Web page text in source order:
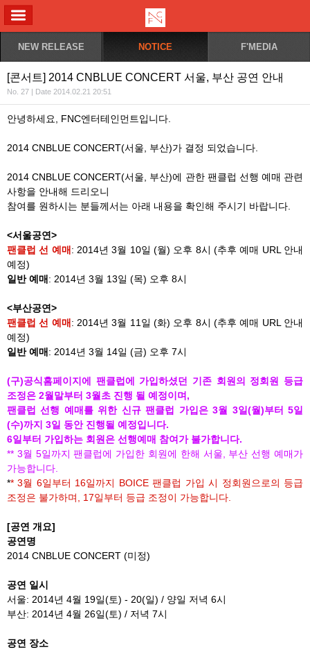
NEW RELEASE NOTICE F'MEDIA
[콘서트] 2014 CNBLUE CONCERT 서울, 부산 공연 안내
No. 27 | Date 2014.02.21 20:51
안녕하세요, FNC엔터테인먼트입니다.
2014 CNBLUE CONCERT(서울, 부산)가 결정 되었습니다.
2014 CNBLUE CONCERT(서울, 부산)에 관한 팬클럽 선행 예매 관련
사항을 안내해 드리오니
참여를 원하시는 분들께서는 아래 내용을 확인해 주시기 바랍니다.
<서울공연>
팬클럽 선 예매 : 2014년 3월 10일 (월) 오후 8시 (추후 예매 URL 안내
예정)
일반 예매 : 2014년 3월 13일 (목) 오후 8시
<부산공연>
팬클럽 선 예매 : 2014년 3월 11일 (화) 오후 8시 (추후 예매 URL 안내
예정)
일반 예매 : 2014년 3월 14일 (금) 오후 7시
(구)공식홈페이지에 팬클럽에 가입하셨던 기존 회원의 정회원 등급
조정은 2월말부터 3월초 진행 될 예정이며,
팬클럽 선행 예매를 위한 신규 팬클럽 가입은 3월 3일(월)부터 5일
(수)까지 3일 동안 진행될 예정입니다.
6일부터 가입하는 회원은 선행예매 참여가 불가합니다.
** 3월 5일까지 팬클럽에 가입한 회원에 한해 서울, 부산 선행 예매가
가능합니다.
** 3월 6일부터 16일까지 BOICE 팬클럽 가입 시 정회원으로의 등급
조정은 불가하며, 17일부터 등급 조정이 가능합니다.
[공연 개요]
공연명
2014 CNBLUE CONCERT (미정)
공연 일시
서울: 2014년 4월 19일(토) - 20(일) / 양일 저녁 6시
부산: 2014년 4월 26일(토) / 저녁 7시
공연 장소